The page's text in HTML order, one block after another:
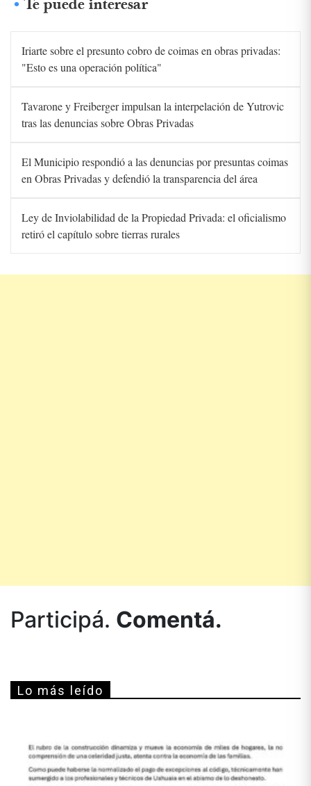
Te puede interesar
Iriarte sobre el presunto cobro de coimas en obras privadas:
"Esto es una operación política"
Tavarone y Freiberger impulsan la interpelación de Yutrovic
tras las denuncias sobre Obras Privadas
El Municipio respondió a las denuncias por presuntas coimas
en Obras Privadas y defendió la transparencia del área
Ley de Inviolabilidad de la Propiedad Privada: el oficialismo
retiró el capítulo sobre tierras rurales
Participá. Comentá.
Lo más leído